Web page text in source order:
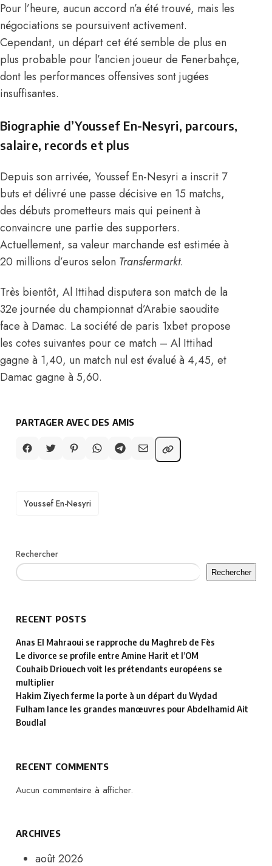
Pour l’heure, aucun accord n’a été trouvé, mais les
négociations se poursuivent activement.
Cependant, un départ cet été semble de plus en
plus probable pour l’ancien joueur de Fenerbahçe,
dont les performances offensives sont jugées
insuffisantes.
Biographie d’Youssef En-Nesyri, parcours,
salaire, records et plus
Depuis son arrivée, Youssef En-Nesyri a inscrit 7
buts et délivré une passe décisive en 15 matchs,
des débuts prometteurs mais qui peinent à
convaincre une partie des supporters.
Actuellement, sa valeur marchande est estimée à
20 millions d’euros selon Transfermarkt.
Très bientôt, Al Ittihad disputera son match de la
32e journée du championnat d’Arabie saoudite
face à Damac. La société de paris 1xbet propose
les cotes suivantes pour ce match – Al Ittihad
gagne à 1,40, un match nul est évalué à 4,45, et
Damac gagne à 5,60.
PARTAGER AVEC DES AMIS
TAGS
Youssef En-Nesyri
Rechercher
Rechercher
RECENT POSTS
Anas El Mahraoui se rapproche du Maghreb de Fès
Le divorce se profile entre Amine Harit et l’OM
Couhaib Driouech voit les prétendants européens se
multiplier
Hakim Ziyech ferme la porte à un départ du Wydad
Fulham lance les grandes manœuvres pour Abdelhamid Ait
Boudlal
RECENT COMMENTS
Aucun commentaire à afficher.
ARCHIVES
août 2026